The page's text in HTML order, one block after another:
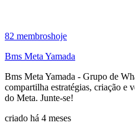
82 membroshoje
Bms Meta Yamada
Bms Meta Yamada - Grupo de
compartilha estratégias, criação e
do Meta. Junte-se!
criado há 4 meses